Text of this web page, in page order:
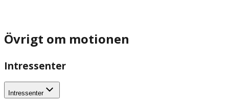
Övrigt om motionen
Intressenter
Intressenter